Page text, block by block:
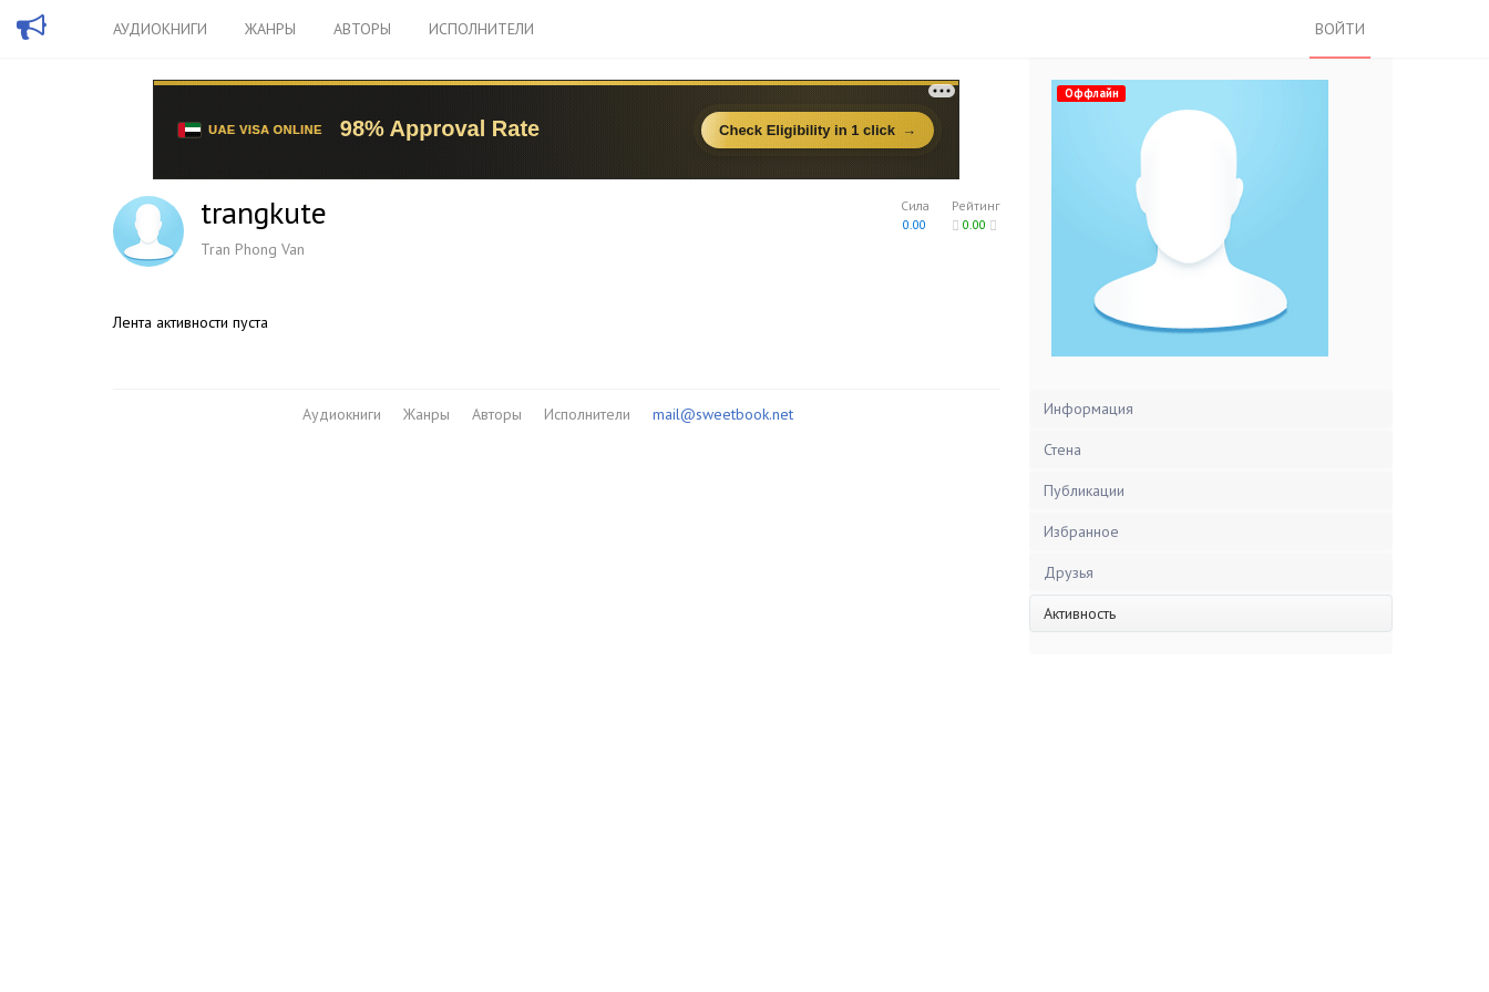
АУДИОКНИГИ ЖАНРЫ АВТОРЫ ИСПОЛНИТЕЛИ ВОЙТИ
Рейтинг
0.00
Сила
0.00
trangkute
Tran Phong Van
Лента активности пуста
Аудиокниги Жанры Авторы Исполнители mail@sweetbook.net
Оффлайн
Информация
Стена
Публикации
Избранное
Друзья
Активность